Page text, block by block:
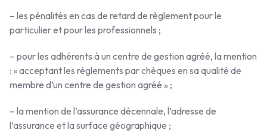
– les pénalités en cas de retard de règlement pour le
particulier et pour les professionnels ;
– pour les adhérents à un centre de gestion agréé, la mention
: « acceptant les règlements par chèques en sa qualité de
membre d’un centre de gestion agréé » ;
– la mention de l’assurance décennale, l’adresse de
l’assurance et la surface géographique ;